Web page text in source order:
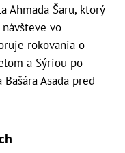
Ahmada Šaru, ktorý
vo
rokovania o
a Sýriou po
Asada pred